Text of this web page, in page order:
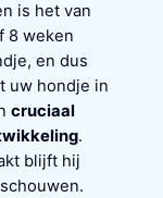
is het van
8 weken
en dus
uw hondje in
cruciaal
.
blijft hij